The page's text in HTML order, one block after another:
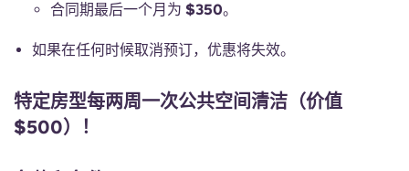
合同期最后一个月为 $350。
如果在任何时候取消预订，优惠将失效。
特定房型每两周一次公共空间清洁（价值
$500）！